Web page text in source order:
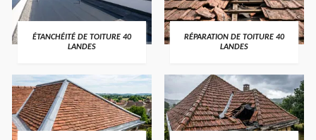
ÉTANCHÉITÉ DE TOITURE 40
LANDES
RÉPARATION DE TOITURE 40
LANDES